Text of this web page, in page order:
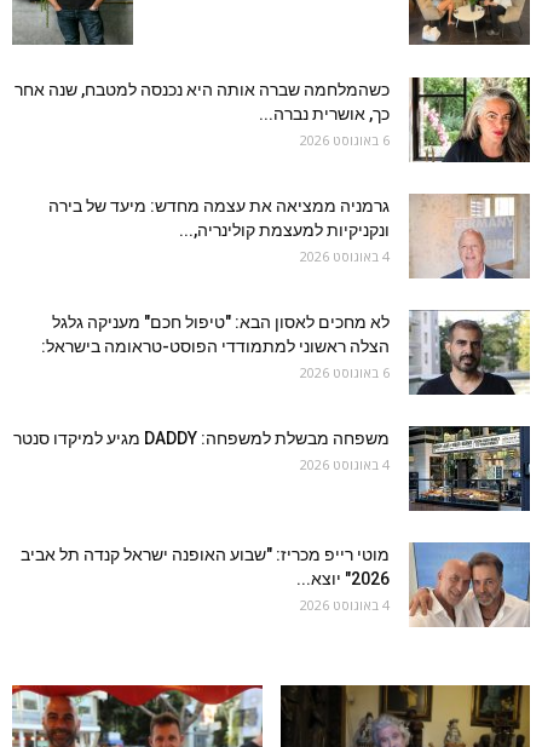
כשהמלחמה שברה אותה היא נכנסה למטבח, שנה אחר
כך, אושרית נברה...
6 באוגוסט 2026
גרמניה ממציאה את עצמה מחדש: מיעד של בירה
ונקניקיות למעצמת קולינריה,...
4 באוגוסט 2026
לא מחכים לאסון הבא: "טיפול חכם" מעניקה גלגל
הצלה ראשוני למתמודדי הפוסט-טראומה בישראל:
6 באוגוסט 2026
משפחה מבשלת למשפחה: DADDY מגיע למיקדו סנטר
4 באוגוסט 2026
מוטי רייפ מכריז: "שבוע האופנה ישראל קנדה תל אביב
2026" יוצא...
4 באוגוסט 2026